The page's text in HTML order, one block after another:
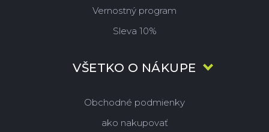
Vernostný program
Sleva 10%
VŠETKO O NÁKUPE
Obchodné podmienky
ako nakupovať